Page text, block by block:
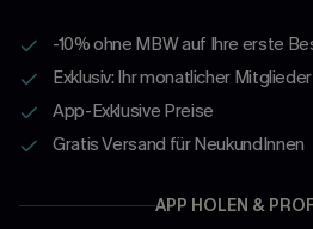
-10% ohne MBW auf Ihre erste
Exklusiv: Ihr monatlicher
App-Exklusive Preise
Gratis Versand für NeukundInnen
APP HOLEN &